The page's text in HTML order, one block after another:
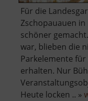
Für die
Zschopauauen
schöner
war, blieben die
Parkelemente
erhalten. Nur
Heute locken .. »